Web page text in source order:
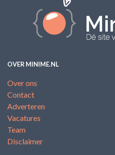
OVER MINIME.NL
Over ons
Contact
Adverteren
Vacatures
Team
Disclaimer